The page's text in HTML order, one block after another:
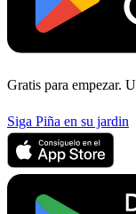
Gratis para empezar.
Siga Piña en su jardin